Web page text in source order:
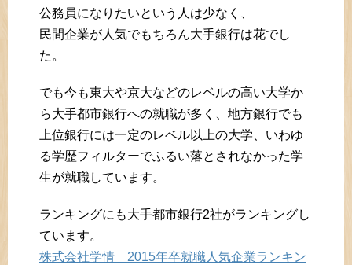
公務員になりたいという人は少なく、
民間企業が人気でもちろん大手銀行は花でし
た。
でも今も東大や京大などのレベルの高い大学か
ら大手都市銀行への就職が多く、地方銀行でも
上位銀行には一定のレベル以上の大学、いわゆ
る学歴フィルターでふるい落とされなかった学
生が就職しています。
ランキングにも大手都市銀行2社がランキングし
ています。
株式会社学情 2015年卒就職人気企業ランキン